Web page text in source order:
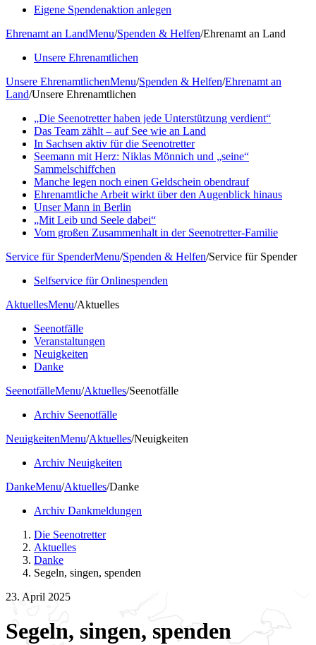
Eigene Spendenaktion anlegen
Ehrenamt an LandMenu/Spenden & Helfen/Ehrenamt an Land
Unsere Ehrenamtlichen
Unsere EhrenamtlichenMenu/Spenden & Helfen/Ehrenamt an
Land/Unsere Ehrenamtlichen
„Die Seenotretter haben jede Unterstützung verdient“
Das Team zählt – auf See wie an Land
In Sachsen aktiv für die Seenotretter
Seemann mit Herz: Niklas Mönnich und „seine“
Sammelschiffchen
Manche legen noch einen Geldschein obendrauf
Ehrenamtliche Arbeit wirkt über den Augenblick hinaus
Unser Mann in Berlin
„Mit Leib und Seele dabei“
Vom großen Zusammenhalt in der Seenotretter-Familie
Service für SpenderMenu/Spenden & Helfen/Service für Spender
Selfservice für Onlinespenden
AktuellesMenu/Aktuelles
Seenotfälle
Veranstaltungen
Neuigkeiten
Danke
SeenotfälleMenu/Aktuelles/Seenotfälle
Archiv Seenotfälle
NeuigkeitenMenu/Aktuelles/Neuigkeiten
Archiv Neuigkeiten
DankeMenu/Aktuelles/Danke
Archiv Dankmeldungen
Die Seenotretter
Aktuelles
Danke
Segeln, singen, spenden
23. April 2025
Segeln, singen, spenden